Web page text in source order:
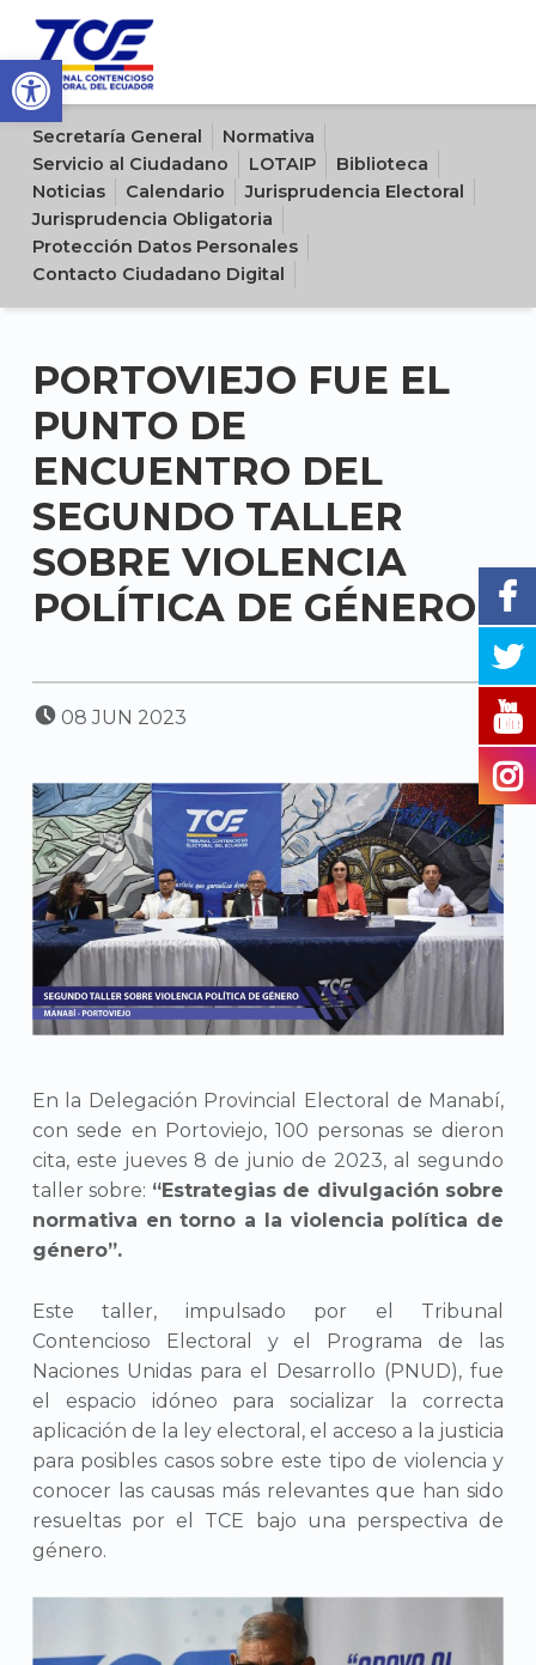
Open toolbar
Sitio oficial del Tribunal Contencioso Electoral del Ecuador
Secretaría General
Normativa
Servicio al Ciudadano
LOTAIP
Biblioteca
Noticias
Calendario
Jurisprudencia Electoral
Jurisprudencia Obligatoria
Protección Datos Personales
Contacto Ciudadano Digital
PORTOVIEJO FUE EL
PUNTO DE
ENCUENTRO DEL
SEGUNDO TALLER
SOBRE VIOLENCIA
POLÍTICA DE GÉNERO
POSTED ON:
08 JUN 2023
En la Delegación Provincial Electoral de Manabí,
con sede en Portoviejo, 100 personas se dieron
cita, este jueves 8 de junio de 2023, al segundo
taller sobre: “Estrategias de divulgación sobre
normativa en torno a la violencia política de
género”.
Este taller, impulsado por el Tribunal
Contencioso Electoral y el Programa de las
Naciones Unidas para el Desarrollo (PNUD), fue
el espacio idóneo para socializar la correcta
aplicación de la ley electoral, el acceso a la justicia
para posibles casos sobre este tipo de violencia y
conocer las causas más relevantes que han sido
resueltas por el TCE bajo una perspectiva de
género.